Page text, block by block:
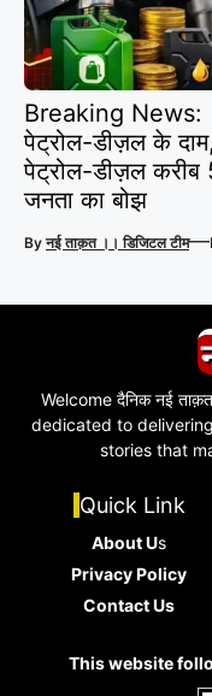
Breaking News:
पेट्रोल-डीज़ल के
पेट्रोल-डीज़ल करीब
जनता का बोझ
Byनई ताक़त ।। डिजिटल टीम—
Welcome दैनिक नई
dedicated to
stories that
Quick Link
About Us
Privacy Policy
Contact Us
This website